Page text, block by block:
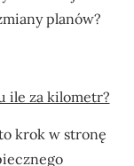
planów?
ile za kilometr?
krok w stronę